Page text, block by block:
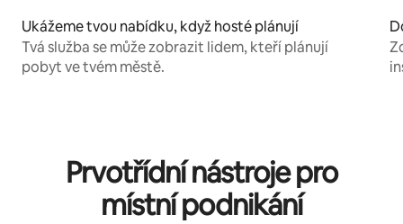
Ukážeme tvou nabídku, když hosté plánují
Tvá služba se může zobrazit lidem, kteří plánují
pobyt ve tvém městě.
Prvotřídní nástroje pro
místní podnikání